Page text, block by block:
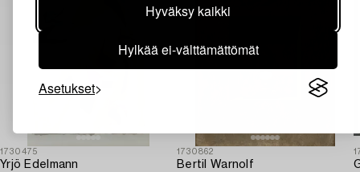
Hyväksy kaikki
Hylkää ei-välttämättömät
Asetukset
1730475
Yrjö Edelmann
1730862
Bertil Warnolf